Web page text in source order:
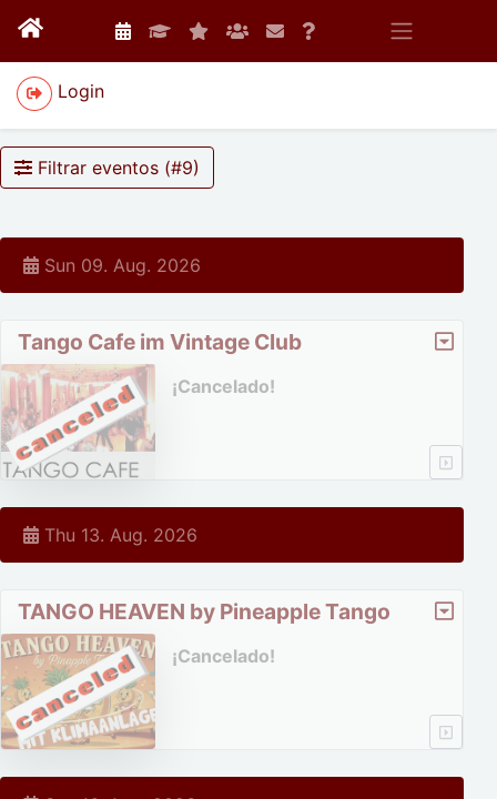
Login
Filtrar eventos (#9)
Sun 09. Aug. 2026
Tango Cafe im Vintage Club
¡Cancelado!
Thu 13. Aug. 2026
TANGO HEAVEN by Pineapple Tango
¡Cancelado!